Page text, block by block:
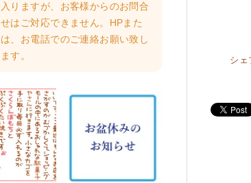
シェ
入りますが、お客様からのお問合
せはご対応できません。HPまた
は、お電話でのご連絡お願い致し
ます。